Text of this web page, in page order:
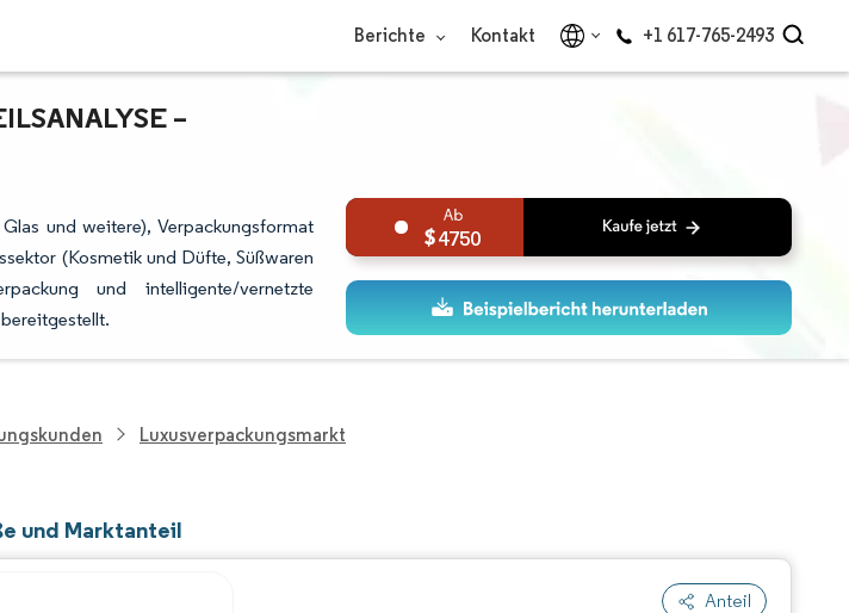
Berichte Kontakt +1 617-765-2493
– W
und weitere), Verpackungsformat
(Kosmetik und Düfte, Süßwaren
und intelligente/vernetzte
4750
Luxusverpackungsmarkt
und Marktanteil
Anteil